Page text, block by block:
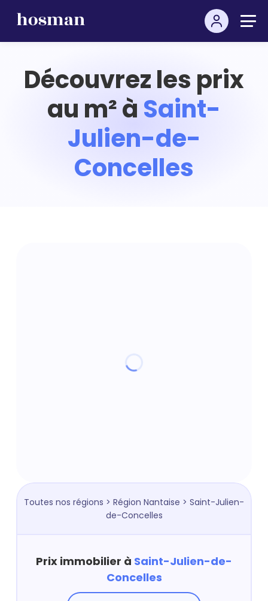
Découvrez les prix
au m² à Saint-
Julien-de-
Concelles
Toutes nos régions > Région Nantaise > Saint-Julien-
de-Concelles
Prix immobilier à Saint-Julien-de-
Concelles